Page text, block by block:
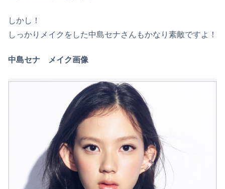
しかし！
しっかりメイクをした中島セナさんもかなり素敵ですよ！
中島セナ メイク画像